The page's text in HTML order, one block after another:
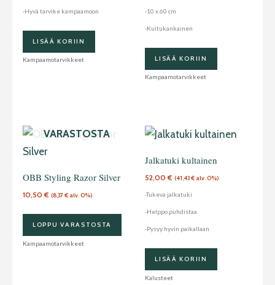
-Hyvä tarvike kampaamoon
LISÄÄ KORIIN
Kampaamotarvikkeet
-10 x 60 cm
-Kuitukankainen
LISÄÄ KORIIN
Kampaamotarvikkeet
VARASTOSTA
OBB Styling Razor Silver
10,50€ (8,37€ alv. 0%)
LOPPU VARASTOSTA
Kampaamotarvikkeet
Jalkatuki kultainen
52,00€ (41,43€ alv. 0%)
-Tukeva jalkatuki
-Helppo puhdistaa
-Pysyy hyvin paikallaan
LISÄÄ KORIIN
Kalusteet